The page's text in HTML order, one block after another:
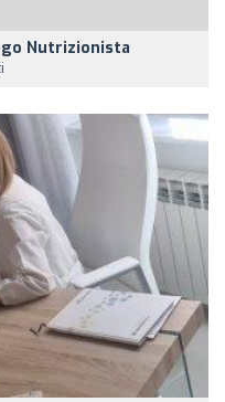
Nutrizionista